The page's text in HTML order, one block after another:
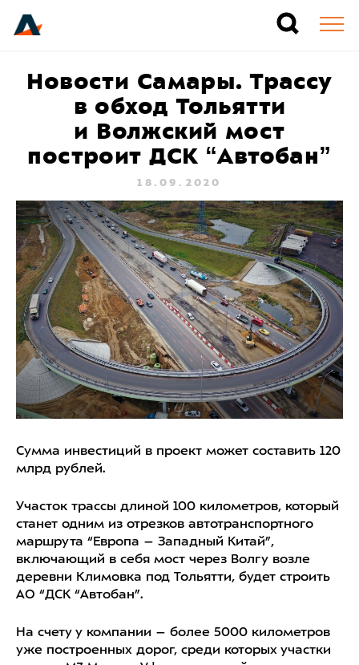
Новости Самары. Трассу
в обход Тольятти
и Волжский мост
построит ДСК “Автобан”
18.09.2020
Сумма инвестиций в проект может составить 120
млрд рублей.
Участок трассы длиной 100 километров, который
станет одним из отрезков автотранспортного
маршрута “Европа – Западный Китай”,
включающий в себя мост через Волгу возле
деревни Климовка под Тольятти, будет строить
АО “ДСК “Автобан”.
На счету у компании – более 5000 километров
уже построенных дорог, среди которых участки